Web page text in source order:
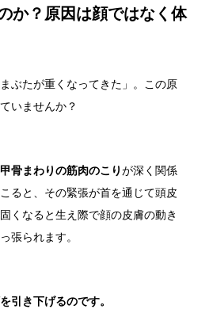
か？原因は顔ではなく体
ぶたが重くなってきた」。この原
いませんか？
骨まわりの筋肉のこりが深く関係
ると、その緊張が首を通じて頭皮
くなると生え際で顔の皮膚の動き
張られます。
引き下げるのです。